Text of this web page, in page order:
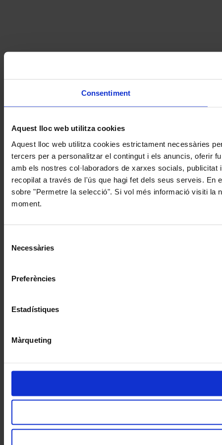
Consentiment
Aquest lloc web utilitza cookies
Aquest lloc web utilitza cookies estrictament necessàries
tercers per a personalitzar el contingut i els anuncis, oferir
amb els nostres col·laboradors de xarxes socials,
recopilat a través de l'ús que hagi fet dels seus serveis. En
sobre "Permetre la selecció". Si vol més informació visiti la
moment.
Necessàries
Preferències
Estadístiques
Màrqueting